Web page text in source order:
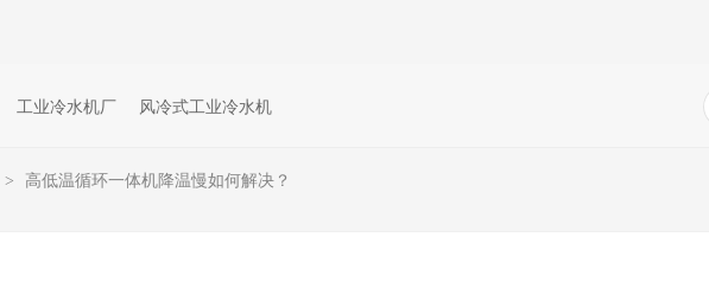
工业冷水机厂 风冷式工业冷水机
> 高低温循环一体机降温慢如何解决？